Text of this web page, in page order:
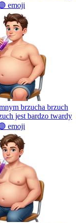
emoji
brzucha brzuch
jest bardzo twardy
emoji